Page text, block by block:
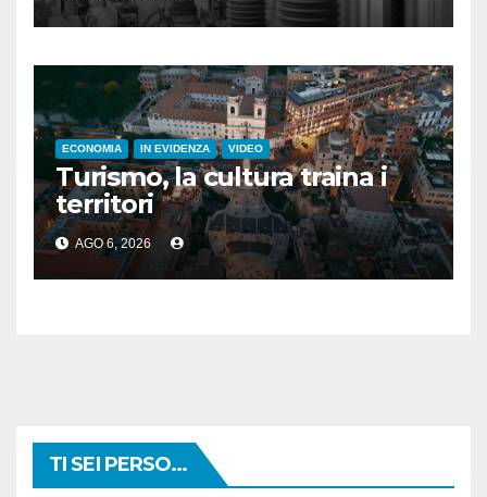
ECONOMIA IN EVIDENZA VIDEO
Turismo, la cultura traina i
territori
AGO 6, 2026
TI SEI PERSO...